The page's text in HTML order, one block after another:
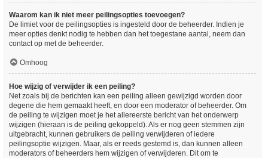
Waarom kan ik niet meer peilingsopties toevoegen?
De limiet voor de peilingsopties is ingesteld door de beheerder. Indien je
meer opties denkt nodig te hebben dan het toegestane aantal, neem dan
contact op met de beheerder.
Omhoog
Hoe wijzig of verwijder ik een peiling?
Net zoals bij de berichten kan een peiling alleen gewijzigd worden door
degene die hem gemaakt heeft, en door een moderator of beheerder. Om
de peiling te wijzigen moet je het allereerste bericht van het onderwerp
wijzigen (hieraan is de peiling gekoppeld). Als er nog geen stemmen zijn
uitgebracht, kunnen gebruikers de peiling verwijderen of iedere
peilingsoptie wijzigen. Maar, als er reeds gestemd is, dan kunnen alleen
moderators of beheerders hem wijzigen of verwijderen. Dit om te